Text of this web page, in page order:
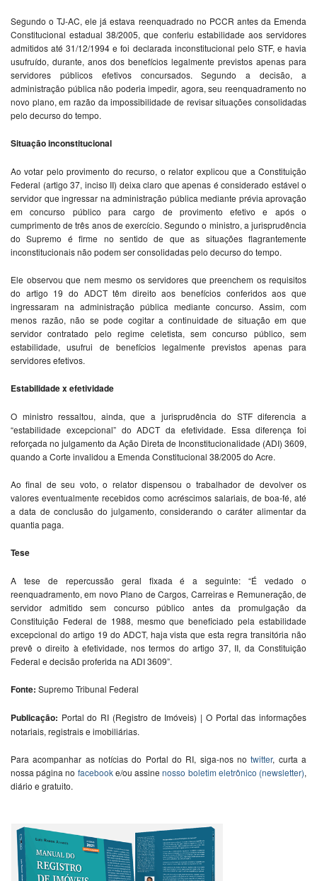
Segundo o TJ-AC, ele já estava reenquadrado no PCCR antes da Emenda
Constitucional estadual 38/2005, que conferiu estabilidade aos servidores
admitidos até 31/12/1994 e foi declarada inconstitucional pelo STF, e havia
usufruído, durante, anos dos benefícios legalmente previstos apenas para
servidores públicos efetivos concursados. Segundo a decisão, a
administração pública não poderia impedir, agora, seu reenquadramento no
novo plano, em razão da impossibilidade de revisar situações consolidadas
pelo decurso do tempo.
Situação inconstitucional
Ao votar pelo provimento do recurso, o relator explicou que a Constituição
Federal (artigo 37, inciso II) deixa claro que apenas é considerado estável o
servidor que ingressar na administração pública mediante prévia aprovação
em concurso público para cargo de provimento efetivo e após o
cumprimento de três anos de exercício. Segundo o ministro, a jurisprudência
do Supremo é firme no sentido de que as situações flagrantemente
inconstitucionais não podem ser consolidadas pelo decurso do tempo.
Ele observou que nem mesmo os servidores que preenchem os requisitos
do artigo 19 do ADCT têm direito aos benefícios conferidos aos que
ingressaram na administração pública mediante concurso. Assim, com
menos razão, não se pode cogitar a continuidade de situação em que
servidor contratado pelo regime celetista, sem concurso público, sem
estabilidade, usufrui de benefícios legalmente previstos apenas para
servidores efetivos.
Estabilidade x efetividade
O ministro ressaltou, ainda, que a jurisprudência do STF diferencia a
“estabilidade excepcional” do ADCT da efetividade. Essa diferença foi
reforçada no julgamento da Ação Direta de Inconstitucionalidade (ADI) 3609,
quando a Corte invalidou a Emenda Constitucional 38/2005 do Acre.
Ao final de seu voto, o relator dispensou o trabalhador de devolver os
valores eventualmente recebidos como acréscimos salariais, de boa-fé, até
a data de conclusão do julgamento, considerando o caráter alimentar da
quantia paga.
Tese
A tese de repercussão geral fixada é a seguinte: “É vedado o
reenquadramento, em novo Plano de Cargos, Carreiras e Remuneração, de
servidor admitido sem concurso público antes da promulgação da
Constituição Federal de 1988, mesmo que beneficiado pela estabilidade
excepcional do artigo 19 do ADCT, haja vista que esta regra transitória não
prevê o direito à efetividade, nos termos do artigo 37, II, da Constituição
Federal e decisão proferida na ADI 3609”.
Fonte: Supremo Tribunal Federal
Publicação: Portal do RI (Registro de Imóveis) | O Portal das informações
notariais, registrais e imobiliárias.
Para acompanhar as notícias do Portal do RI, siga-nos notwitter, curta a
nossa página no facebooke/ou assinenosso boletim eletrônico (newsletter),
diário e gratuito.